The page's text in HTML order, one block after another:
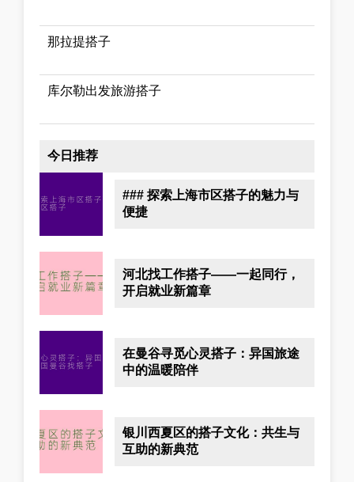
那拉提搭子
库尔勒出发旅游搭子
今日推荐
### 探索上海市区搭子的魅力与
便捷
河北找工作搭子——一起同行，
开启就业新篇章
在曼谷寻觅心灵搭子：异国旅途
中的温暖陪伴
银川西夏区的搭子文化：共生与
互助的新典范